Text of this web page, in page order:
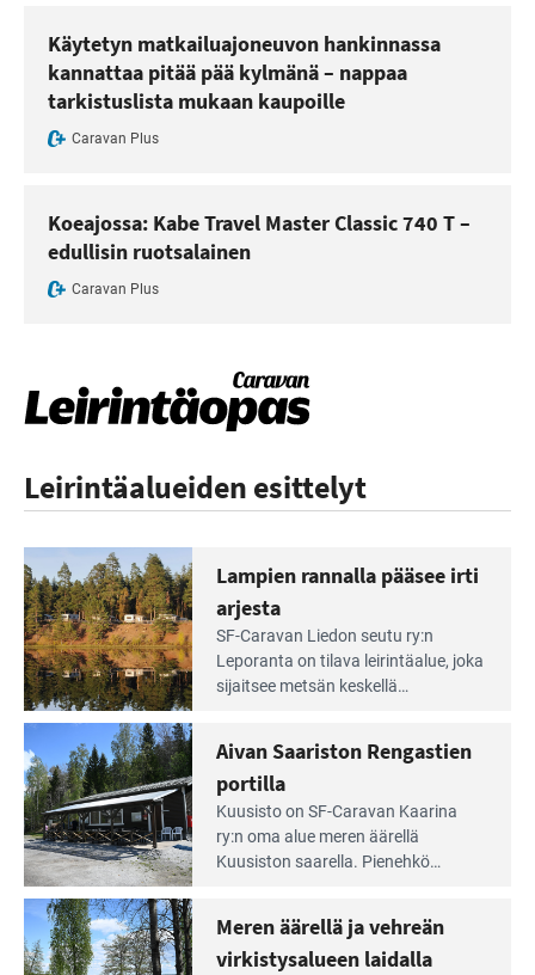
Käytetyn matkailuajoneuvon hankinnassa
kannattaa pitää pää kylmänä – nappaa
tarkistuslista mukaan kaupoille
Caravan Plus
Koeajossa: Kabe Travel Master Classic 740 T –
edullisin ruotsalainen
Caravan Plus
Leirintäalueiden esittelyt
Lue
Leirintäoppaan
artikkeli:
Lampien
rannalla
pääsee
irti
arjesta
Lampien rannalla pääsee irti
arjesta
SF-Caravan Liedon seutu ry:n
Leporanta on tilava leirintäalue, joka
sijaitsee metsän kes­kellä
tarjoaa ympäris­töineen kauniit
maisemat ja loistavat virkistäytymis­
mahdollisuudet.
Lue
Leirintäoppaan
artikkeli:
Aivan
Saariston
Rengastien
portilla
Aivan Saariston Rengastien
portilla
Kuusisto on SF-Caravan Kaarina
ry:n oma alue meren äärellä
Kuusiston saarella. Pie­nehkö
Meren äärellä ja vehreän
virkistysalueen laidalla